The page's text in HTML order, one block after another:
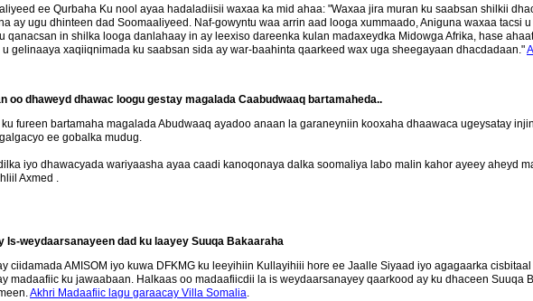
ee Qurbaha Ku nool ayaa hadaladiisii waxaa ka mid ahaa: "Waxaa jira muran ku saabsan shilkii
ay ugu dhinteen dad Soomaaliyeed. Naf-gowyntu waa arrin aad looga xummaado, Aniguna waxaa tacsi
in shilka looga danlahaay in ay leexiso dareenka kulan madaxeydka Midowga Afrika, hase
gelinaaya xaqiiqnimada ku saabsan sida ay war-baahinta qaarkeed wax uga sheegayaan dhacdadaan."
oo dhaweyd dhawac loogu gestay magalada Caabudwaaq bartamaheda..
fureen bartamaha magalada Abudwaaq ayadoo anaan la garaneyniin kooxaha dhaawaca ugeysatay
ee gobalka mudug.
iyo dhawacyada wariyaasha ayaa caadi kanoqonaya dalka soomaliya labo malin kahor ayeey aheyd
Axmed .
Is-weydaarsanayeen dad ku laayey Suuqa Bakaaraha
ciidamada AMISOM iyo kuwa DFKMG ku leeyihiin Kullayihiii hore ee Jaalle Siyaad iyo agagaarka
madaafiic ku jawaabaan. Halkaas oo madaafiicdii la is weydaarsanayey qaarkood ay ku dhaceen Suuqa
Akhri Madaafiic lagu garaacay Villa Somalia.